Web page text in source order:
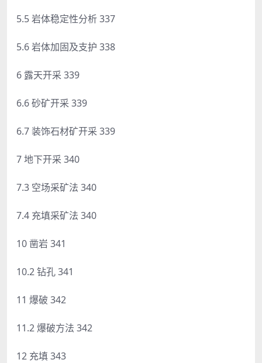
5.5 岩体稳定性分析 337
5.6 岩体加固及支护 338
6 露天开采 339
6.6 砂矿开采 339
6.7 装饰石材矿开采 339
7 地下开采 340
7.3 空场采矿法 340
7.4 充填采矿法 340
10 凿岩 341
10.2 钻孔 341
11 爆破 342
11.2 爆破方法 342
12 充填 343